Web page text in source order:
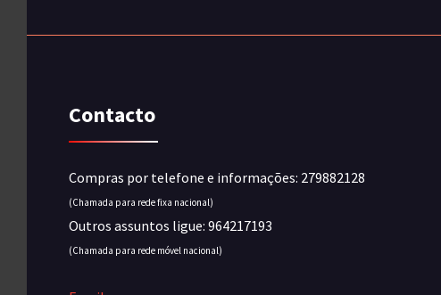
Contacto
Compras por telefone e informações: 279882128
(Chamada para rede fixa nacional)
Outros assuntos ligue: 964217193
(Chamada para rede móvel nacional)